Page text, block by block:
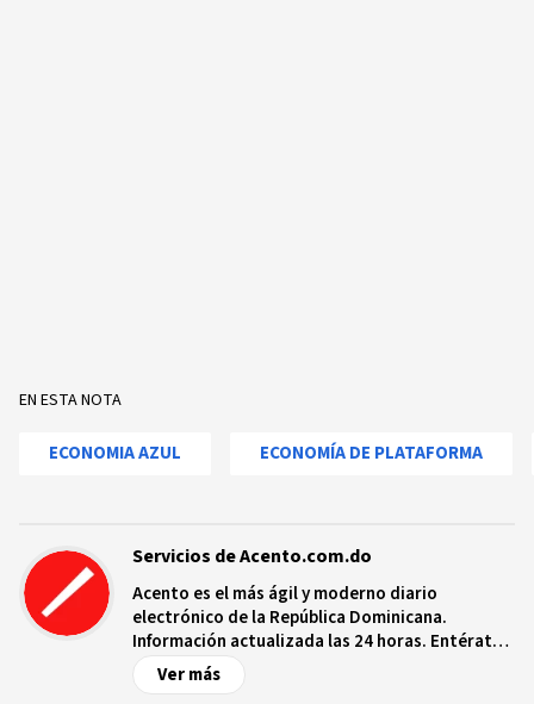
EN ESTA NOTA
ECONOMIA AZUL ECONOMÍA DE PLATAFORMA
Servicios de Acento.com.do
Acento es el más ágil y moderno diario
electrónico de la República Dominicana.
Información actualizada las 24 horas. Entérate
de las noticias y sucesos más importantes a
nivel nacional e internacional, videos y fotos
Ver más